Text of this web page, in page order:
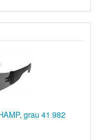
grau 41 982